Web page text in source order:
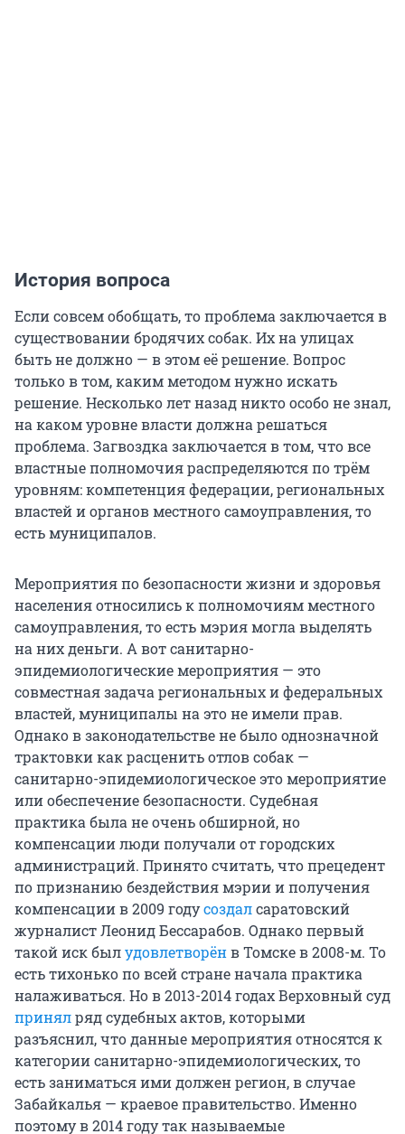
История вопроса
Если совсем обобщать, то проблема заключается в
существовании бродячих собак. Их на улицах
быть не должно — в этом её решение. Вопрос
только в том, каким методом нужно искать
решение. Несколько лет назад никто особо не знал,
на каком уровне власти должна решаться
проблема. Загвоздка заключается в том, что все
властные полномочия распределяются по трём
уровням: компетенция федерации, региональных
властей и органов местного самоуправления, то
есть муниципалов.
Мероприятия по безопасности жизни и здоровья
населения относились к полномочиям местного
самоуправления, то есть мэрия могла выделять
на них деньги. А вот санитарно-
эпидемиологические мероприятия — это
совместная задача региональных и федеральных
властей, муниципалы на это не имели прав.
Однако в законодательстве не было однозначной
трактовки как расценить отлов собак —
санитарно-эпидемиологическое это мероприятие
или обеспечение безопасности. Судебная
практика была не очень обширной, но
компенсации люди получали от городских
администраций. Принято считать, что прецедент
по признанию бездействия мэрии и получения
компенсации в 2009 годусоздалсаратовский
журналист Леонид Бессарабов. Однако первый
такой иск былудовлетворёнв Томске в 2008-м. То
есть тихонько по всей стране начала практика
налаживаться. Но в 2013-2014 годах Верховный суд
принялряд судебных актов, которыми
разъяснил, что данные мероприятия относятся к
категории санитарно-эпидемиологических, то
есть заниматься ими должен регион, в случае
Забайкалья — краевое правительство. Именно
поэтому в 2014 году так называемые